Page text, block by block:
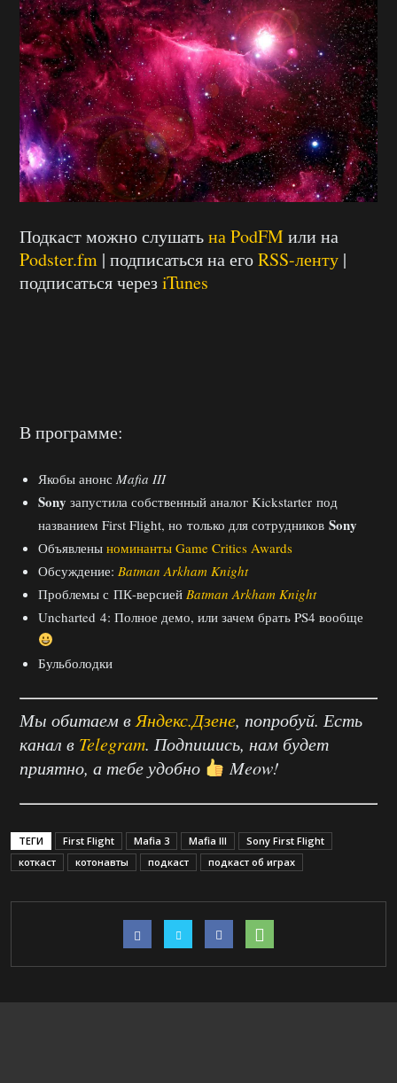
Подкаст можно слушатьна PodFM или на
Podster.fm | подписаться на егоRSS-ленту |
подписаться черезiTunes
В программе:
Якобы анонс Mafia III
Sony запустила собственный аналог Kickstarter под
названием First Flight, но только для сотрудников Sony
Объявлены номинанты Game Critics Awards
Обсуждение: Batman Arkham Knight
Проблемы с ПК-версией Batman Arkham Knight
Uncharted 4: Полное демо, или зачем брать PS4 вообще
Бульболодки
Мы обитаем в Яндекс.Дзене, попробуй. Есть
канал в Telegram. Подпишись, нам будет
приятно, а тебе удобно
Meow!
ТЕГИ First Flight Mafia 3 Mafia III
Sony First Flight
коткаст
котонавты подкаст подкаст об играх